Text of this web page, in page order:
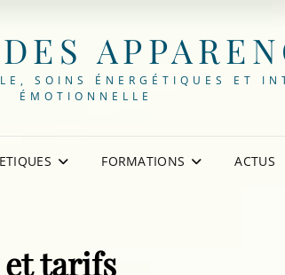
SOINS ÉNERGÉTIQUES ET
ÉMOTIONNELLE
FORMATIONS ACTUS
tarifs